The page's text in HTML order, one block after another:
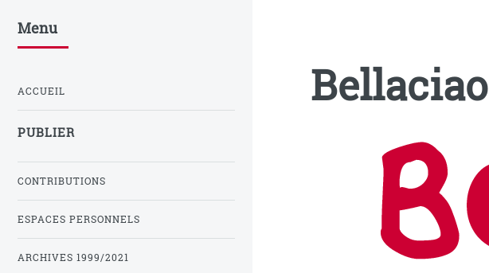
Bellaciao
Menu
ACCUEIL
PUBLIER
CONTRIBUTIONS
ESPACES PERSONNELS
ARCHIVES 1999/2021